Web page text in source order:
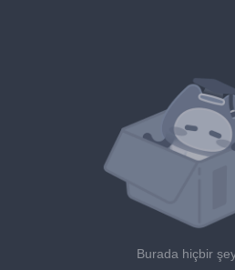
Burada hiçbir